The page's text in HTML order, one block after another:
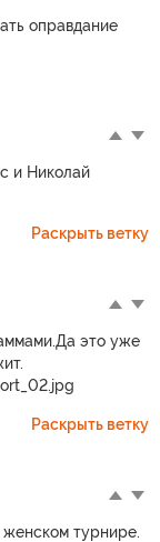
оправдание
и Николай
Раскрыть ветку
это уже
Раскрыть ветку
женском турнире.